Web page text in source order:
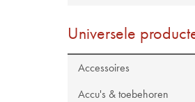
Universele
Accessoires
Accu's & toebehoren